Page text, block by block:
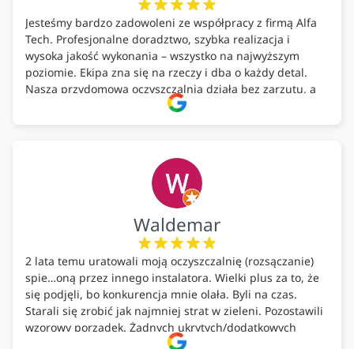
Jesteśmy bardzo zadowoleni ze współpracy z firmą Alfa
Tech. Profesjonalne doradztwo, szybka realizacja i
wysoka jakość wykonania – wszystko na najwyższym
poziomie. Ekipa zna się na rzeczy i dba o każdy detal.
Nasza przydomowa oczyszczalnia działa bez zarzutu, a
całość została wykonana zgodnie z terminem i
ustaleniami. Z czystym sumieniem polecamy Alfa Tech
ekologicznych rozwiązań!🍀
Waldemar
2 lata temu uratowali moją oczyszczalnię (rozsączanie)
spie…oną przez innego instalatora. Wielki plus za to, że
się podjęli, bo konkurencja mnie olała. Byli na czas.
Starali się zrobić jak najmniej strat w zieleni. Pozostawili
wzorowy porządek. Żadnych ukrytych/dodatkowych
kosztów. Zaskoczenie. Kontakt bardzo OK. Obsługa